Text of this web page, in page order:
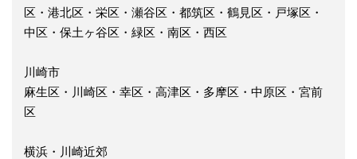
区・港北区・栄区・瀬谷区・都筑区・鶴見区・戸塚区・
中区・保土ヶ谷区・緑区・南区・西区
川崎市
麻生区・川崎区・幸区・高津区・多摩区・中原区・宮前
区
横浜・川崎近郊